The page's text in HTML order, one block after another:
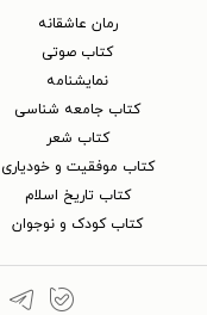
رمان عاشقانه
کتاب‌ صوتی
نمایشنامه
کتاب جامعه شناسی
کتاب شعر
کتاب موفقیت و خودیاری
کتاب تاریخ اسلام
کتاب کودک و نوجوان